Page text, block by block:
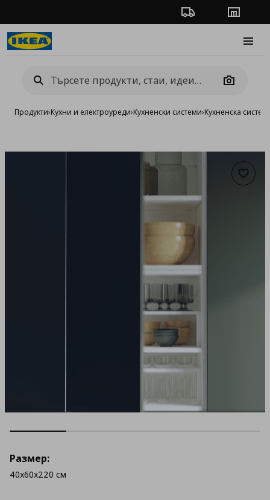
Проследяване на
Camera
Продукти›Кухни и електроуреди›Кухненски системи›Кухненска
Размер:
40x60x220 см